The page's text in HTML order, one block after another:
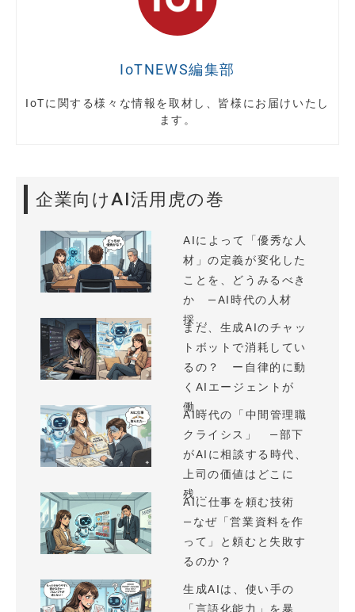
IoTNEWS編集部
IoTに関する様々な情報を取材し、皆様にお届けいたし
ます。
企業向けAI活用虎の巻
AIによって「優秀な人
材」の定義が変化した
ことを、どうみるべき
か —AI時代の人材
採...
まだ、生成AIのチャッ
トボットで消耗してい
るの？ ー自律的に動
くAIエージェントが
働...
AI時代の「中間管理職
クライシス」 —部下
がAIに相談する時代、
上司の価値はどこに
残...
AIに仕事を頼む技術
—なぜ「営業資料を作
って」と頼むと失敗す
るのか？
生成AIは、使い手の
「言語化能力」を暴